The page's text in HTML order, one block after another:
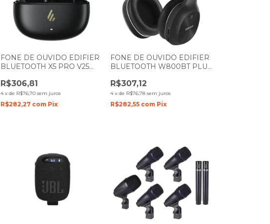
FONE DE OUVIDO EDIFIER
BLUETOOTH X5 PRO V25
R$306,81
4 xde R$76,70 sem juros
R$282,27 com Pix
FONE DE OUVIDO EDIFIER
BLUETOOTH W800BT PLUS
R$307,12
4 x de R$76,78 sem juros
R$282,55 com Pix